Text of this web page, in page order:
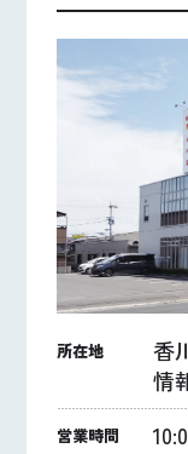
所在地
香
情
営業時間